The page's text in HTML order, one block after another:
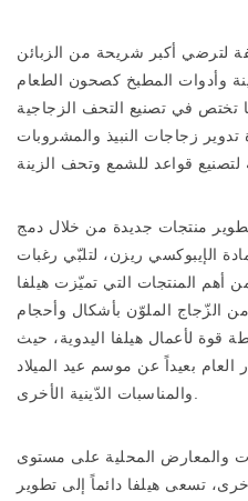
لترضي أكبر شريحة من الزبائن
وأدوات المطبخ كصحون الطعام
تختص في تصنيع التحف الزجاجية
زجاجات النبيذ والمشروبات
منتجات جديدة من خلال دمج
الإيبوكسي ريزن، لتلبّي رغبات
أهم المنتجات التي تميّزت هيلفا
الزّجاج الملوّن بأشكال وأحجام
قوة لأعمال هيلفا اليدوية، حيث
العام بعيداً عن موسم عيد الميلاد
والمعارض المحلية على مستوى
تسعى هيلفا دائماً إلى تطوير